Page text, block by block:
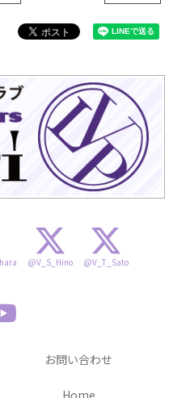
@V_S_Hino @V_T_Sato
お問い合わせ